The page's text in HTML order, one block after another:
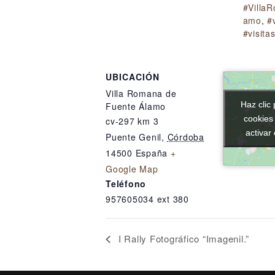
amo,
UBICACIÓN
Villa Romana de
Fuente Álamo
cv-297 km 3
Puente Genil, Córdoba
14500 España +
Google Map
Teléfono
957605034 ext 380
Haz clic
activar
Haz clic
activar
I Rally Fotográfico “Imagenil.”